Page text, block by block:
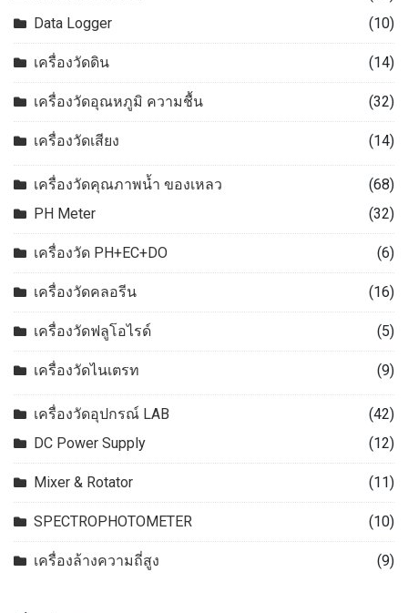
Data Logger
(10)
เครื่องวัดดิน (14)
เครื่องวัดอุณหภูมิ ความชื้น (32)
เครื่องวัดเสียง (14)
เครื่องวัดคุณภาพน้ำ ของเหลว
(68)
PH Meter
(32)
เครื่องวัด PH+EC+DO (6)
เครื่องวัดคลอรีน (16)
เครื่องวัดฟลูโอไรด์ (5)
เครื่องวัดไนเตรท (9)
เครื่องวัดอุปกรณ์ LAB
(42)
DC Power Supply
(12)
Mixer & Rotator (11)
SPECTROPHOTOMETER (10)
เครื่องล้างความถี่สูง (9)